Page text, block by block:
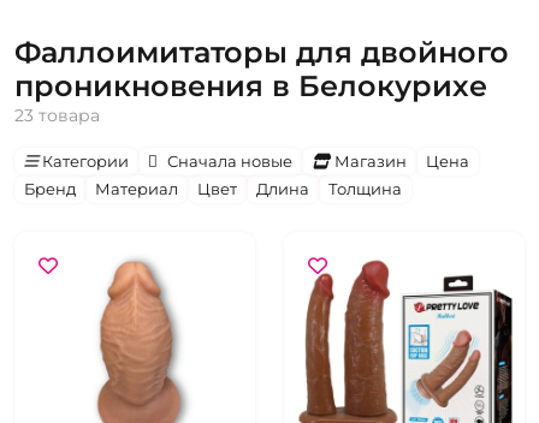
Фаллоимитаторы для двойного
проникновения в Белокурихе
23 товара
Категории Сначала новые Магазин
Цена
Бренд
Материал Цвет Длина Толщина